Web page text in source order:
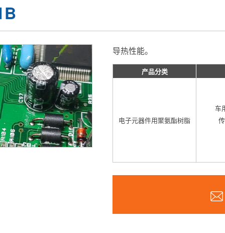
导热性能。
产品分类
电子元器件用聚氨酯树脂
车